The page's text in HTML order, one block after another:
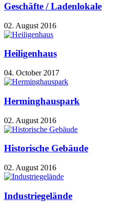
Geschäfte / Ladenlokale
02. August 2016
Heiligenhaus
04. October 2017
Herminghauspark
02. August 2016
Historische Gebäude
02. August 2016
Industriegelände